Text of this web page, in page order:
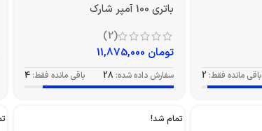
باقی مانده فقط: 2
باتری 100 آمپر شارک
(2)
تومان
سفارش داده شده: 28 باقی مانده فقط: 4
تمام شد!